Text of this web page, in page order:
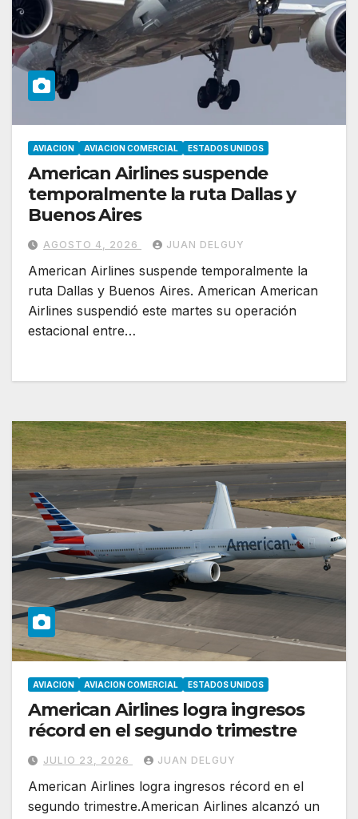
AVIACION AVIACION COMERCIAL ESTADOS UNIDOS
American Airlines suspende
temporalmente la ruta Dallas y
Buenos Aires
AGOSTO 4, 2026 JUAN DELGUY
American Airlines suspende temporalmente la
ruta Dallas y Buenos Aires. American American
Airlines suspendió este martes su operación
estacional entre…
AVIACION AVIACION COMERCIAL ESTADOS UNIDOS
American Airlines logra ingresos
récord en el segundo trimestre
JULIO 23, 2026 JUAN DELGUY
American Airlines logra ingresos récord en el
segundo trimestre.American Airlines alcanzó un